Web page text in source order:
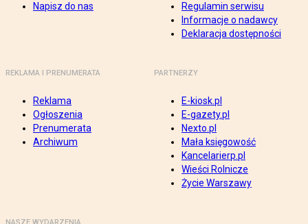
Napisz do nas
Regulamin serwisu
Informacje o nadawcy
Deklaracja dostępności
REKLAMA I PRENUMERATA
Reklama
Ogłoszenia
Prenumerata
Archiwum
PARTNERZY
E-kiosk.pl
E-gazety.pl
Nexto.pl
Mała księgowość
Kancelarierp.pl
Wieści Rolnicze
Życie Warszawy